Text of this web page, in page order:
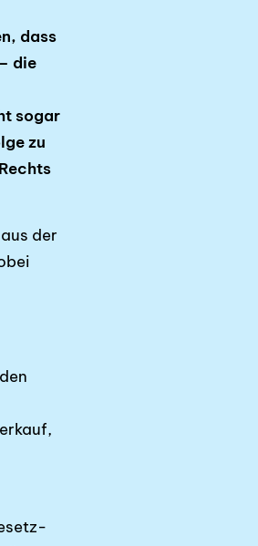
dass
die
sogar
zu
der